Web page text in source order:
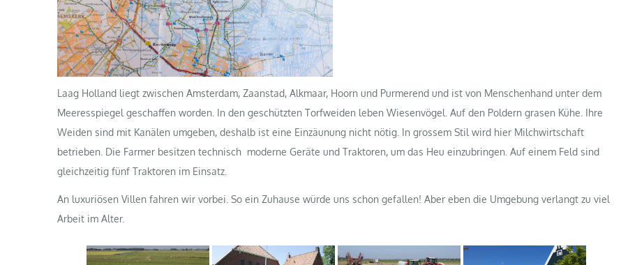
Laag Holland liegt zwischen Amsterdam, Zaanstad, Alkmaar, Hoorn und Purmerend und ist von Menschenhand unter dem
Meeresspiegel geschaffen worden. In den geschützten Torfweiden leben Wiesenvögel. Auf den Poldern grasen Kühe. Ihre
Weiden sind mit Kanälen umgeben, deshalb ist eine Einzäunung nicht nötig. In grossem Stil wird hier Milchwirtschaft
betrieben. Die Farmer besitzen technisch moderne Geräte und Traktoren, um das Heu einzubringen. Auf einem Feld sind
gleichzeitig fünf Traktoren im Einsatz.
An luxuriösen Villen fahren wir vorbei. So ein Zuhause würde uns schon gefallen! Aber eben die Umgebung verlangt zu viel
Arbeit im Alter.